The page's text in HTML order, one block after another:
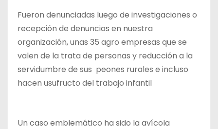
Fueron denunciadas luego de investigaciones o
recepción de denuncias en nuestra
organización, unas 35 agro empresas que se
valen de la trata de personas y reducción a la
servidumbre de sus peones rurales e incluso
hacen usufructo del trabajo infantil
Un caso emblemático ha sido la avícola